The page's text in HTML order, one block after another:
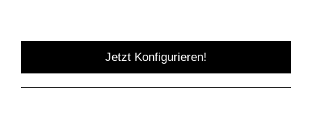
Jetzt Konfigurieren!